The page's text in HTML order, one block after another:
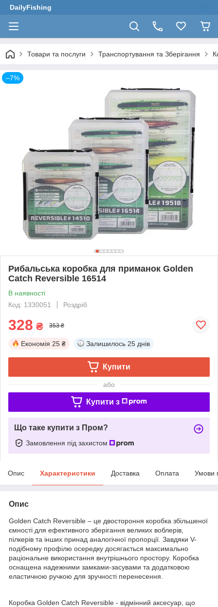
DailyFishing
Товари та послуги Транспортування та Зберігання
–7%
Рибальська коробка для приманок Golden
Catch Reversible 16514
В наявності
Код: 1330051
Роздріб
328 ₴ 353 ₴
Економія 25 ₴ Залишилось 25 днів
Купити
або
Купити з
Що таке купити з Пром?
Замовлення під захистом
Опис Характеристики Доставка Оплата Умови
Опис
Golden Catch Reversible – це двостороння коробка збільшеної
ємності для ефективного зберігання великих воблерів,
пілкерів та інших принад аналогічної пропорції. Завдяки V-
подібному профілю осередку досягається максимально
раціональне використання внутрішнього простору. Коробка
оснащена надежними замками-засувами та додатковою
еластичною ручкою для зручності перенесення.
Коробка Golden Catch Reversible - відмінний аксесуар, що